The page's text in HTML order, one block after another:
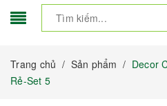
Trang chủ / Sản phẩm / Decor
Rẻ-Set 5